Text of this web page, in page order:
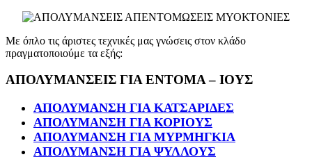
Με όπλο τις άριστες τεχνικές μας γνώσεις στον κλάδο
πραγματοποιούμε τα εξής:
ΑΠΟΛΥΜΑΝΣΕΙΣ ΓΙΑ ΕΝΤΟΜΑ – ΙΟΥΣ
ΑΠΟΛΥΜΑΝΣΗ ΓΙΑ ΚΑΤΣΑΡΙΔΕΣ
ΑΠΟΛΥΜΑΝΣΗ ΓΙΑ ΚΟΡΙΟΥΣ
ΑΠΟΛΥΜΑΝΣΗ ΓΙΑ ΜΥΡΜΗΓΚΙΑ
ΑΠΟΛΥΜΑΝΣΗ ΓΙΑ ΨΥΛΛΟΥΣ